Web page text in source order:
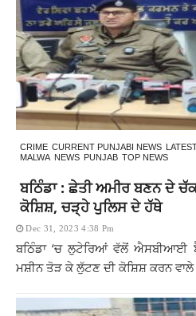
CRIME CURRENT PUNJABI NEWS
MALWA NEWS PUNJAB TOP NEWS
ਬਠਿੰਡਾ : ਛੇਤੀ ਅਮੀਰ ਬਣਨ ਦੇ
ਕੋਸ਼ਿਸ਼, ਚੜ੍ਹੇ ਪੁਲਿਸ ਦੇ ਹੱਥੇ
Dec 31, 2023 4:38 Pm
ਬਠਿੰਡਾ ‘ਚ ਲੁਟੇਰਿਆਂ ਵੱਲੋਂ ਐਸਬੀਆਈ
ਮਸ਼ੀਨ ਤੋੜ ਕੇ ਲੁੱਟਣ ਦੀ ਕੋਸ਼ਿਸ਼ ਕਰਨ ਵਾਲੇ